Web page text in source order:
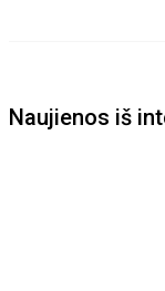
Naujienos iš